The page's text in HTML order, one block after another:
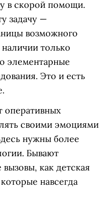
в скорой помощи.
задачу —
возможного
наличии только
элементарные
Это и есть
оперативных
своими эмоциями
нужны более
Бывают
как детская
навсегда